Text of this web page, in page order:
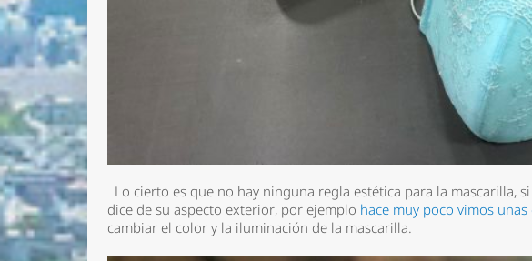
Lo cierto es que no hay ninguna regla estética para la mascarilla,
dice de su aspecto exterior, por ejemplo hace muy poco vimos
cambiar el color y la iluminación de la mascarilla.